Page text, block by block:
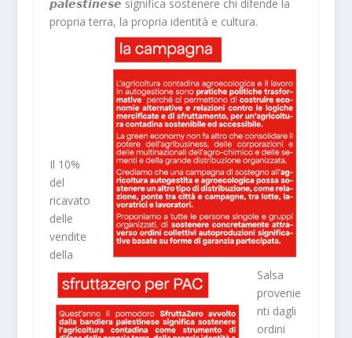
𝙥𝙖𝙡𝙚𝙨𝙩𝙞𝙣𝙚𝙨𝙚 significa sostenere chi difende la
propria terra, la propria identità e cultura.
Il 10%
del
ricavato
delle
vendite
della
Salsa
provenie
nti dagli
ordini